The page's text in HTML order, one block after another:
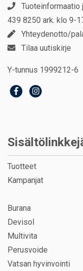
439 8250 ark. klo 9-
Yhteydenotto/
Tilaa uutiskirje
Y-tunnus 1999212-6
Tuotteet
Kampanjat
Burana
Devisol
Multivita
Perusvoide
Vatsan hyvinvointi